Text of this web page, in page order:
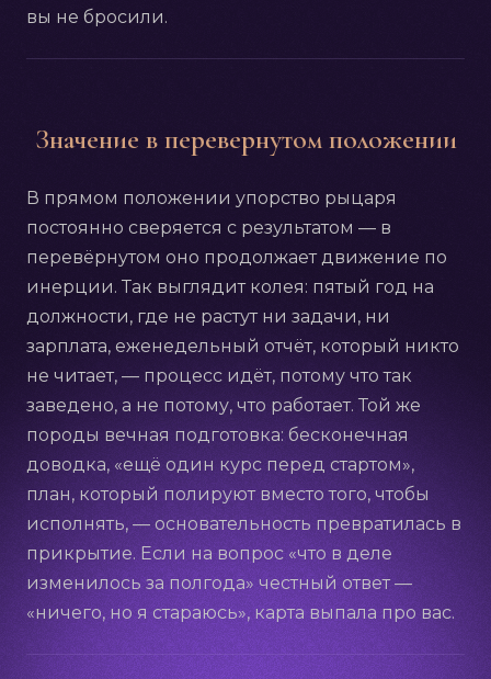
вы не бросили.
Значение в перевернутом положении
В прямом положении упорство рыцаря
постоянно сверяется с результатом — в
перевёрнутом оно продолжает движение по
инерции. Так выглядит колея: пятый год на
должности, где не растут ни задачи, ни
зарплата, еженедельный отчёт, который никто
не читает, — процесс идёт, потому что так
заведено, а не потому, что работает. Той же
породы вечная подготовка: бесконечная
доводка, «ещё один курс перед стартом»,
план, который полируют вместо того, чтобы
исполнять, — основательность превратилась в
прикрытие. Если на вопрос «что в деле
изменилось за полгода» честный ответ —
«ничего, но я стараюсь», карта выпала про вас.